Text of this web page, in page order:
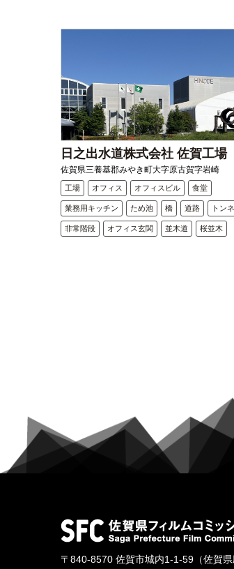
日之出水道株式会社 佐賀工場
佐賀県三養基郡みやき町大字原古賀字岩崎
工場 オフィス オフィスビル 食堂
業務用キッチン ため池 橋 道路 トン
非常階段 オフィス玄関 並木道 桜並木
〒840-8570 佐賀市城内1-1-59 （佐賀